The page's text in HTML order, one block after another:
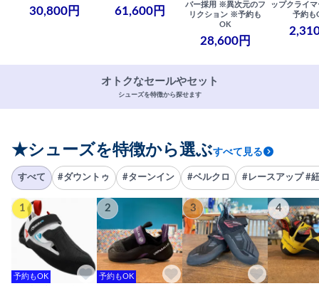
30,800円 61,600円
バー採用 ※異次元のフ
リクション ※予約も
OK
28,600円
ップクライ
予約も
オトクなセールやセット
シューズを特徴から探せます
★シューズを特徴から選ぶすべて見る
すべて #ダウントゥ #ターンイン #ベルクロ #レースアップ #
1
予約もOK
2
予約もOK
3 4